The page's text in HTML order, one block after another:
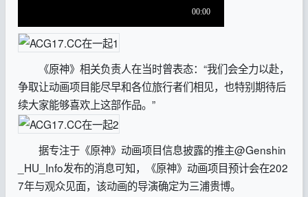
《原神》相关负责人在当时曾表态：“我们会全力以赴，
争取让动画项目能尽早和各位旅行者们相见，也特别期待后
续大家能够喜欢上这部作品。”
据专注于《原神》动画项目信息披露的推主@Genshin
_HU_Info发布的消息可知，《原神》动画项目预计会在202
7年与观众见面，该动画的导演确定为三浦贵博。